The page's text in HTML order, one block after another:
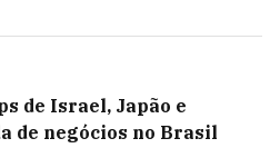
de Israel, Japão e
de negócios no Brasil